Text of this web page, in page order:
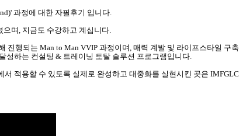
과정에 대한 자필후기 입니다.
며, 지금도 수강하고 계십니다.
진행되는 Man to Man VVIP 과정이며, 매력 계발 및 라이프스타일 구축
성하는 컨설팅 & 트레이닝 토탈 솔루션 프로그램입니다.
적용할 수 있도록 실제로 완성하고 대중화를 실현시킨 곳은 IMFGLC